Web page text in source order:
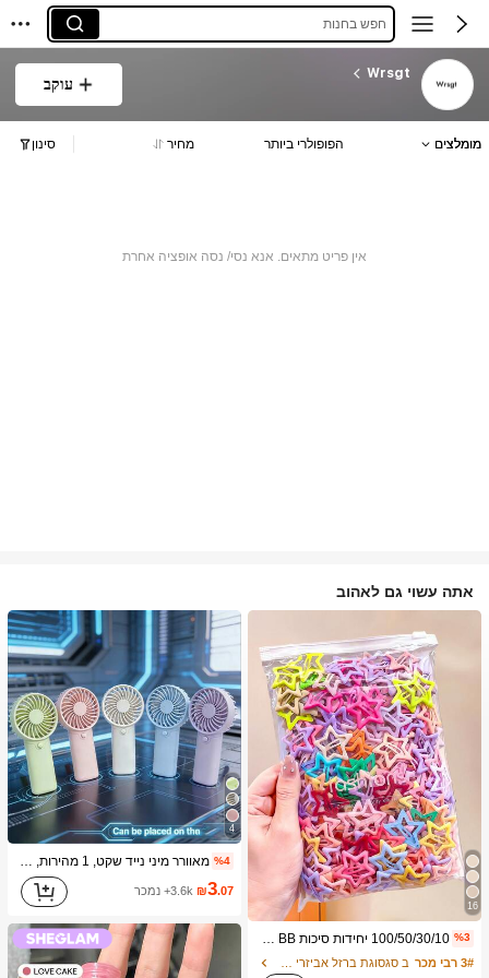
חפש בחנות
Wrsgt
עוקב
מומלצים הפופולרי ביותר מחיר סינון
אין פריט מתאים. אנא נסי/ נסה אופציה אחרת
אתה עשוי גם לאהוב
16
%3 100/50/30/10 יחידות סיכות BB בצורת כוכב חומש חמודות בסגנון Y2K, סיכות שיער צבעוניות, אביזרי שיער בסיסיים - מתאים לבנות, לבית הספר, למסיבות, לספורט, אסתטי
3# רבי מכר
4
%4 מאוורר מיני נייד שקט, 1 מהירות, פועל על סוללה, מתנה למסיבה, מתנת קירור לקיץ, מתאים למתנה, נסיעות חוץ, חוף, בית, שימוש במשרד (סוללות לא כלולות), אסתטי
₪3.07 3.6k+ נמכר